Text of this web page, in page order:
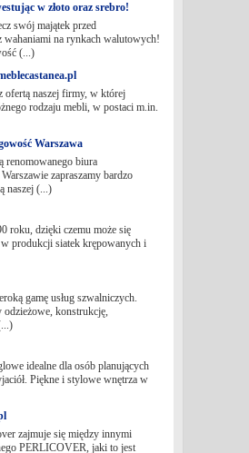
w złoto oraz srebro!
swój majątek przed
na rynkach walutowych!
(...)
ofertą naszej firmy, w której
rodzaju mebli, w postaci m.in.
Warszawa
renomowanego biura
zapraszamy bardzo
naszej (...)
roku, dzięki czemu może się
produkcji siatek krępowanych i
gamę usług szwalniczych.
odzieżowe, konstrukcję,
idealne dla osób planujących
Piękne i stylowe wnętrza w
zajmuje się między innymi
PERLICOVER, jaki to jest